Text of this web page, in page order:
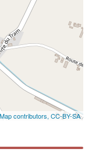
contributors, CC-BY-SA